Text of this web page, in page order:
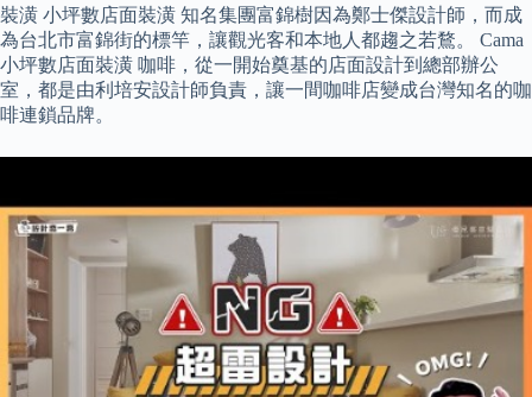
裝潢 小坪數店面裝潢 知名集團富錦樹因為鄭士傑設計師，而成
為台北市富錦街的標竿，讓觀光客和本地人都趨之若鶩。 Cama
小坪數店面裝潢 咖啡，從一開始奠基的店面設計到總部辦公
室，都是由利培安設計師負責，讓一間咖啡店變成台灣知名的咖
啡連鎖品牌。